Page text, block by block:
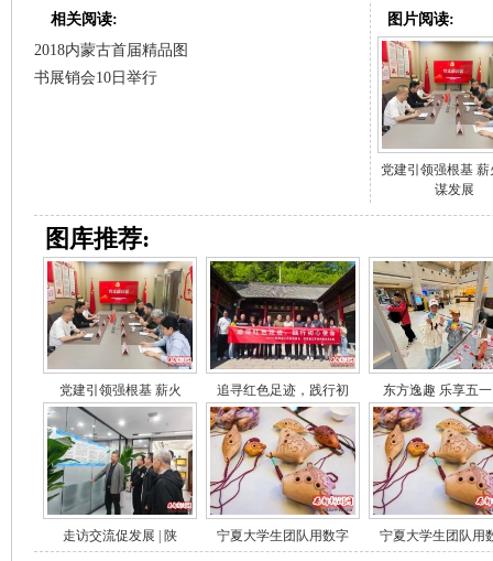
相关阅读:
2018内蒙古首届精品图
书展销会10日举行
图片阅读:
党建引领强根基 薪
谋发展
图库推荐:
党建引领强根基 薪火 追寻红色足迹，践行初 东方逸趣 乐享五
走访交流促发展 | 陕 宁夏大学生团队用数字 宁夏大学生团队用